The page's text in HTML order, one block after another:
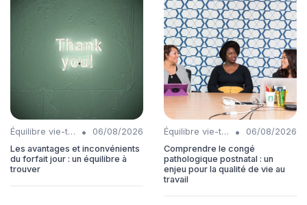
Équilibre vie-travail •
06/08/2026
Les avantages et inconvénients
du forfait jour : un équilibre à
trouver
Équilibre vie-travail •
06/08/2026
Comprendre le congé
pathologique postnatal : un
enjeu pour la qualité de vie au
travail